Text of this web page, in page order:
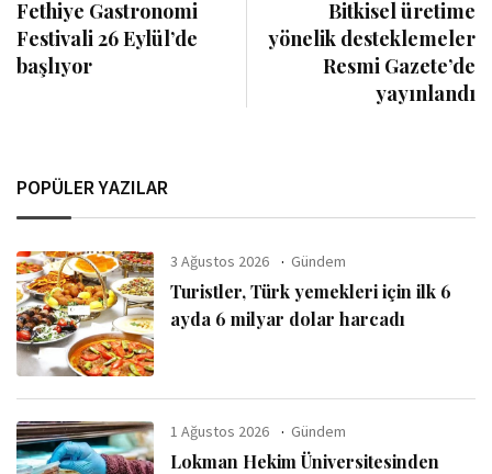
Fethiye Gastronomi
Festivali 26 Eylül’de
başlıyor
Bitkisel üretime
yönelik desteklemeler
Resmi Gazete’de
yayınlandı
POPÜLER YAZILAR
3 Ağustos 2026 Gündem
Turistler, Türk yemekleri için ilk 6
ayda 6 milyar dolar harcadı
1 Ağustos 2026 Gündem
Lokman Hekim Üniversitesinden